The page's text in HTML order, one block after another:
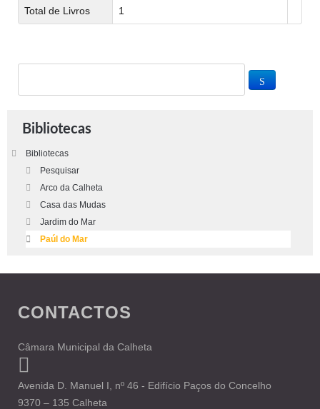
Total de Livros 1
Bibliotecas
Bibliotecas
Pesquisar
Arco da Calheta
Casa das Mudas
Jardim do Mar
Paúl do Mar
CONTACTOS
Câmara Municipal da Calheta
Avenida D. Manuel I, nº 46 - Edifício Paços do Concelho
9370 – 135 Calheta